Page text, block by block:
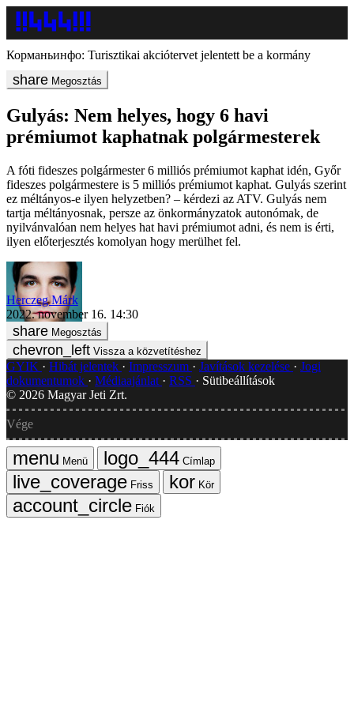
Корманьинфо: Turisztikai akciótervet jelentett be a kormány
Megosztás
Gulyás: Nem helyes, hogy 6 havi
prémiumot kaphatnak polgármesterek
A fóti fideszes polgármester 6 milliós prémiumot kaphat idén, Győr
fideszes polgármestere is 5 milliós prémiumot kaphat. Gulyás szerint
ez méltányos-e ilyen helyzetben? – kérdezi az ATV. Gulyás nem
tartja méltányosnak, persze az önkormányzatok autonómak, de
nyilvánvalóan nem helyes hat havi prémiumot adni, és nem is érti,
ilyen előterjesztés komolyan hogy merülhet fel.
Herczeg Márk
2022. november 16. 14:30
Megosztás
Vissza a közvetítéshez
GYIK Hibát jelentek Impresszum Javítások kezelése
Jogi
dokumentumok
Médiaajánlat RSS
Sütibeállítások
© 2026 Magyar Jeti Zrt.
Vége
Menü
Címlap
Friss
Kör
Fiók